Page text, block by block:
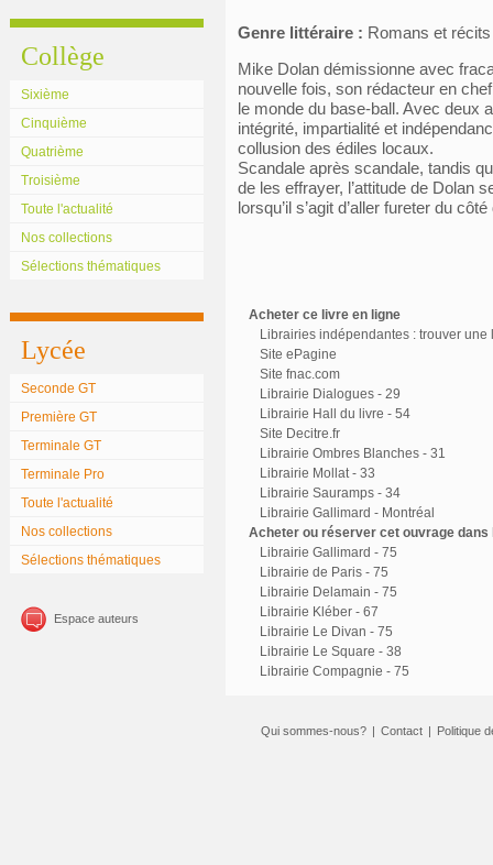
Collège
Sixième
Cinquième
Quatrième
Troisième
Toute l'actualité
Nos collections
Sélections thématiques
Lycée
Seconde GT
Première GT
Terminale GT
Terminale Pro
Toute l'actualité
Nos collections
Sélections thématiques
Espace auteurs
Genre littéraire : Romans et récits
Mike Dolan démissionne avec
nouvelle fois, son rédacteur en
le monde du base-ball. Avec deux
intégrité, impartialité et
collusion des édiles locaux.
Scandale après scandale, tandis
de les effrayer, l’attitude de Dolan
lorsqu’il s’agit d’aller fureter du
Acheter ce livre en ligne
Librairies indépendantes : trouver une
Site ePagine
Site fnac.com
Librairie Dialogues - 29
Librairie Hall du livre - 54
Site Decitre.fr
Librairie Ombres Blanches - 31
Librairie Mollat - 33
Librairie Sauramps - 34
Librairie Gallimard - Montréal
Acheter ou réserver cet ouvrage
Librairie Gallimard - 75
Librairie de Paris - 75
Librairie Delamain - 75
Librairie Kléber - 67
Librairie Le Divan - 75
Librairie Le Square - 38
Librairie Compagnie - 75
Qui sommes-nous? | Contact | Politique